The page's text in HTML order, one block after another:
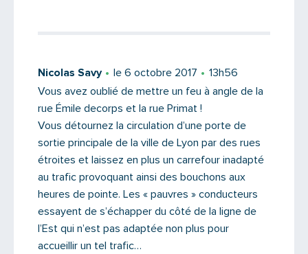
Nicolas Savy le 6 octobre 2017
13h56
Vous avez oublié de mettre un feu à angle de la
rue Émile decorps et la rue Primat !
Vous détournez la circulation d’une porte de
sortie principale de la ville de Lyon par des rues
étroites et laissez en plus un carrefour inadapté
au trafic provoquant ainsi des bouchons aux
heures de pointe. Les « pauvres » conducteurs
essayent de s’échapper du côté de la ligne de
l’Est qui n’est pas adaptée non plus pour
accueillir un tel trafic…